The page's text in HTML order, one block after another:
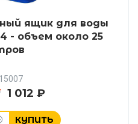
ящик для воды
- объем около 25
1 012 ₽
КУПИТЬ